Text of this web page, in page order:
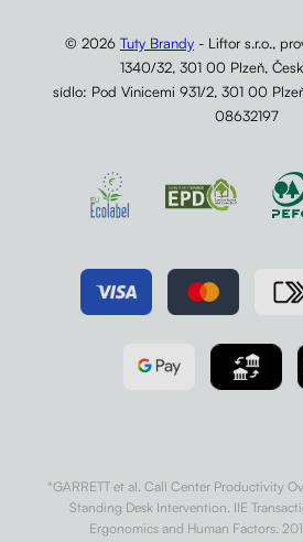
© 2026 Tuty Brandy- Liftor s.r.o.,
1340/32, 301 00 Plzeň,
sídlo: Pod Vinicemi 931/2, 301 00
08632197
*GARRETT et al. Call Center Productivity
Standing Desk Intervention. IIE
Ergonomics and Human Factors.